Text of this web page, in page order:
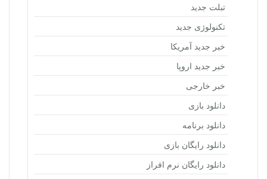
تبلت جدید
تکنولوژی جدید
خبر جدید آمریکا
خبر جدید اروپا
خبر خارجی
دانلود بازی
دانلود برنامه
دانلود رایگان بازی
دانلود رایگان نرم افراز